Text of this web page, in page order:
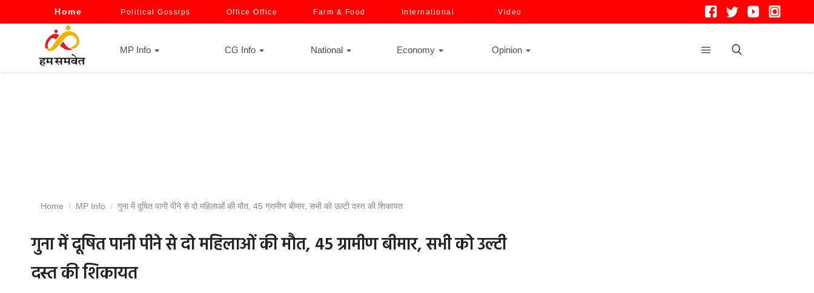
Home Political Gossips Office Office Farm & Food International Video
MP Info CG Info National Economy Opinion
Home MP Info गुना में दूषित पानी पीने से दो महिलाओं की मौत, 45 ग्रामीण बीमार, सभी को उल्टी दस्त की शिकायत
गुना में दूषित पानी पीने से दो महिलाओं की मौत, 45 ग्रामीण बीमार, सभी को उल्टी
दस्त की शिकायत